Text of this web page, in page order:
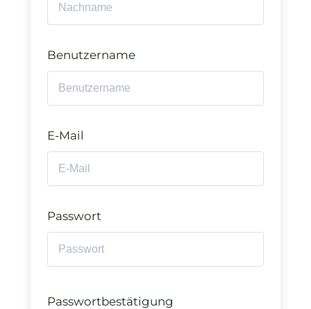
Benutzername
E-Mail
Passwort
Passwortbestätigung